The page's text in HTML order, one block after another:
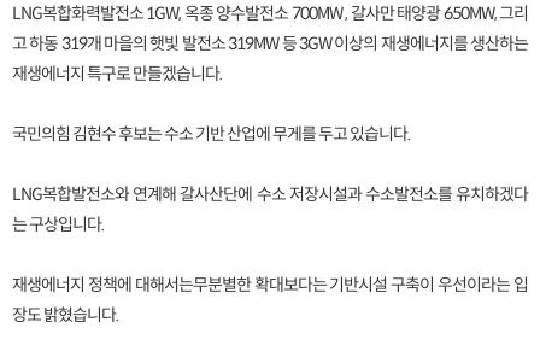
LNG복합화력발전소 1GW, 옥종 양수발전소 700MW , 갈사만 태양광 650MW, 그리
고 하동 319개 마을의 햇빛 발전소 319MW 등 3GW 이상의 재생에너지를 생산하는
재생에너지 특구로 만들겠습니다.
국민의힘 김현수 후보는 수소 기반 산업에 무게를 두고 있습니다.
LNG복합발전소와 연계해 갈사산단에 수소 저장시설과 수소발전소를 유치하겠다
는 구상입니다.
재생에너지 정책에 대해서는무분별한 확대보다는 기반시설 구축이 우선이라는 입
장도 밝혔습니다.